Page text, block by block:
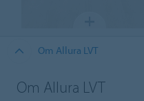
Om Allura LVT
Om Allura LVT